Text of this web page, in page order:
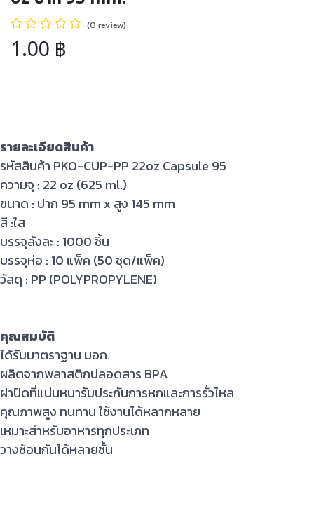
(0 review)
1.00 ฿
รายละเอียดสินค้า
รหัสสินค้า PKO-CUP-PP 22oz Capsule 95
ความจุ : 22 oz (625 ml.)
ขนาด : ปาก 95 mm x สูง 145 mm
สี :ใส
บรรจุลังละ : 1000 ชิ้น
บรรจุห่อ : 10 แพ็ค (50 ชุด/แพ็ค)
วัสดุ : PP (POLYPROPYLENE)
คุณสมบัติ
ได้รับมาตราฐาน มอก.
ผลิตจากพลาสติกปลอดสาร BPA
ฝาปิดที่แน่นหนารับประกันการหกและการรั่วไหล
คุณภาพสูง ทนทาน ใช้งานได้หลากหลาย
เหมาะสำหรับอาหารทุกประเภท
วางซ้อนกันได้หลายชั้น